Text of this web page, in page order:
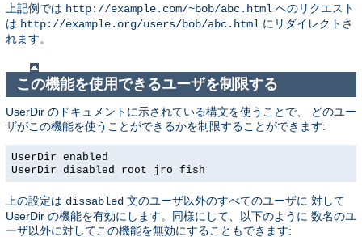
上記例では http://example.com/~bob/abc.html へのリクエスト
は http://example.org/users/bob/abc.html にリダイレクトさ
れます。
この機能を使用できるユーザを制限する
UserDir のドキュメントに示されている構文を使うことで、 どのユー
ザがこの機能を使うことができるかを制限することができます:
UserDir enabled
UserDir disabled root jro fish
上の設定は dissabled 文のユーザ以外のすべてのユーザに 対して
UserDir の機能を有効にします。同様にして、以下のように 数名のユ
ーザ以外に対してこの機能を無効にすることもできます: